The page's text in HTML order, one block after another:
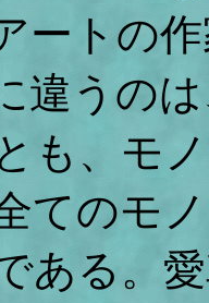
ートの
違うの
も、モ
てのモ
ある。